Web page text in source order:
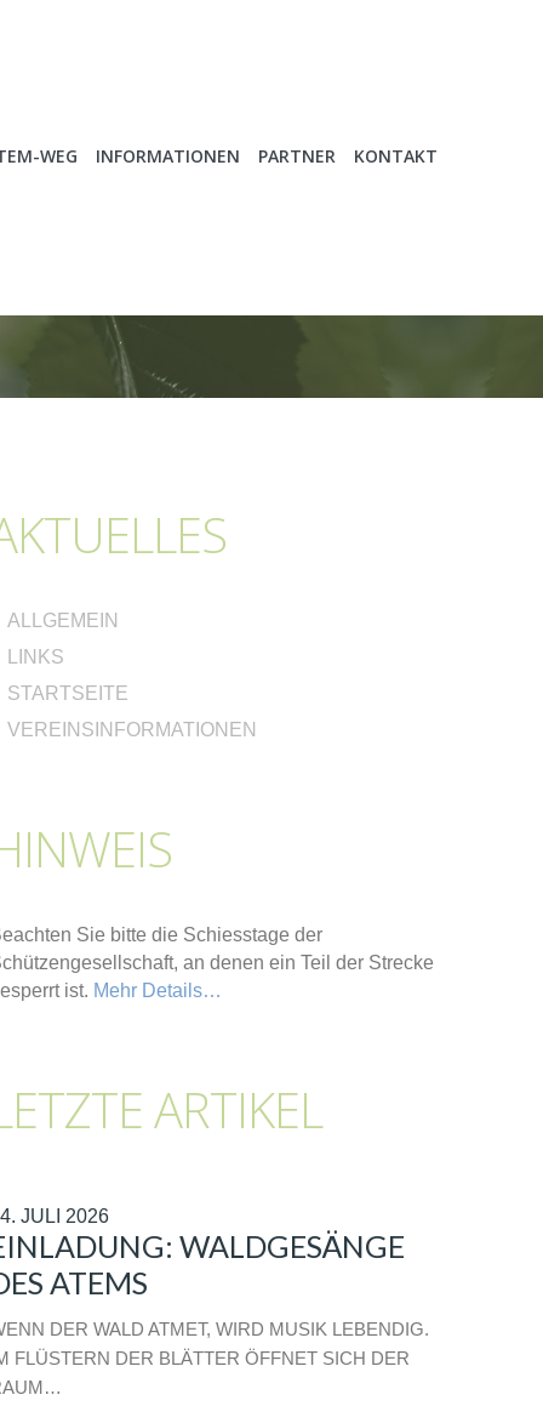
WEG INFORMATIONEN PARTNER KONTAKT
ALLGEMEIN
LINKS
STARTSEITE
VEREINSINFORMATIONEN
Sie bitte die Schiesstage der
an denen ein Teil der Strecke
ist. Mehr Details…
ARTIKEL
JULI 2026
WALDGESÄNGE
ATEMS
DER WALD ATMET, WIRD MUSIK LEBENDIG.
FLÜSTERN DER BLÄTTER ÖFFNET SICH DER